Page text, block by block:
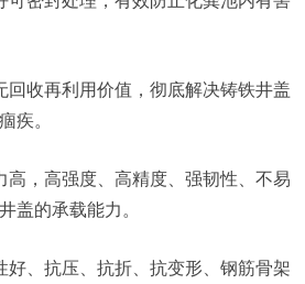
再利用价值，彻底解决铸铁井盖
疾。
高强度、高精度、强韧性、不易
盖的承载能力。
抗压、抗折、抗变形、钢筋骨架